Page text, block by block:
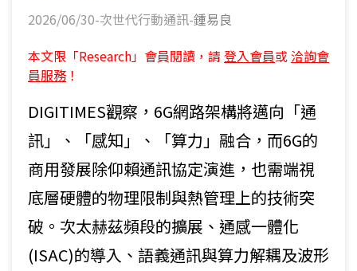
2026/06/30-次世代行動通訊-鍾易良
本文限「Research」會員閱讀，請 登入會員或 洽詢會
員服務 ！
DIGITIMES觀察，6G網路架構將邁向「通
訊」、「感知」、「算力」融合，而6G的
商用發展除仰賴通訊協定演進，也需端視
底層硬體的物理限制與熱管理上的技術突
破。次太赫茲頻段的擴展、通感一體化
(ISAC)的導入、語義通訊與算力解耦及波形